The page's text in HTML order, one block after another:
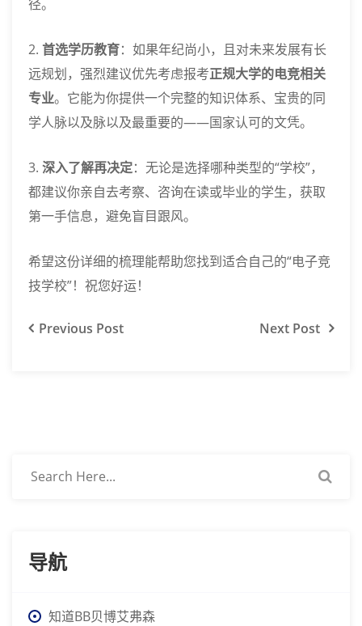
径。
2. 首选学历教育：如果年纪尚小，且对未来发展有长
远规划，强烈建议优先考虑报考正规大学的电竞相关
专业。它能为你提供一个完整的知识体系、宝贵的同
学人脉以及脉以及最重要的——国家认可的文凭。
3. 深入了解再决定：无论是选择哪种类型的“学校”，
都建议你亲自去考察、咨询在读或毕业的学生，获取
第一手信息，避免盲目跟风。
希望这份详细的梳理能帮助您找到适合自己的“电子竞
技学校”！祝您好运！
Previous Post Next Post
导航
知道BB贝博艾弗森